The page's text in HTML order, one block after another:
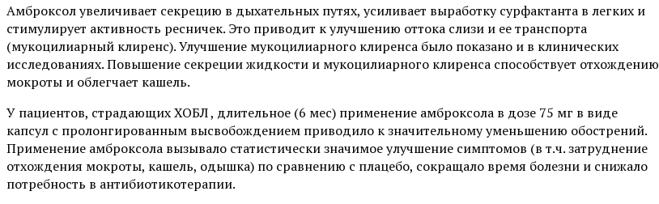
Амброксол увеличивает секрецию в дыхательных путях, усиливает выработку сурфактанта в легких и
стимулирует активность ресничек. Это приводит к улучшению оттока слизи и ее транспорта
(мукоцилиарный клиренс). Улучшение мукоцилиарного клиренса было показано и в клинических
исследованиях. Повышение секреции жидкости и мукоцилиарного клиренса способствует отхождению
мокроты и облегчает кашель.
У пациентов, страдающих ХОБЛ , длительное (6 мес) применение амброксола в дозе 75 мг в виде
капсул с пролонгированным высвобождением приводило к значительному уменьшению обострений.
Применение амброксола вызывало статистически значимое улучшение симптомов (в т.ч. затруднение
отхождения мокроты, кашель, одышка) по сравнению с плацебо, сокращало время болезни и снижало
потребность в антибиотикотерапии.